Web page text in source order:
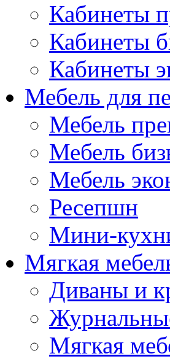
Кабинеты
Кабинеты
Кабинеты
Мебель для
Мебель
Мебель
Мебель
Ресепшн
Мини-
Мягкая
Диваны и
Мягкая